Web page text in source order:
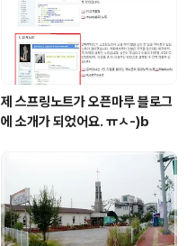
제 스프링노트가 오픈마루 블로그
에 소개가 되었어요. ㅠㅅ-)b